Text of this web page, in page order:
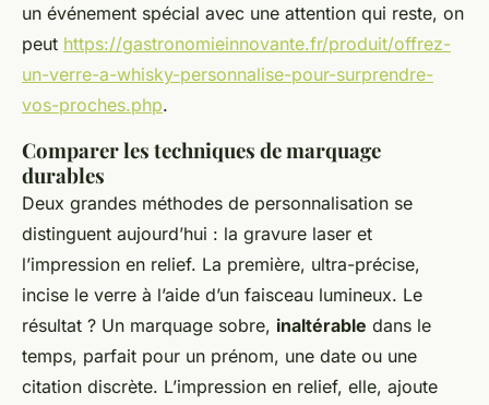
un événement spécial avec une attention qui reste, on
peut https://gastronomieinnovante.fr/produit/offrez-
un-verre-a-whisky-personnalise-pour-surprendre-
vos-proches.php.
Comparer les techniques de marquage
durables
Deux grandes méthodes de personnalisation se
distinguent aujourd’hui : la gravure laser et
l’impression en relief. La première, ultra-précise,
incise le verre à l’aide d’un faisceau lumineux. Le
résultat ? Un marquage sobre, inaltérable dans le
temps, parfait pour un prénom, une date ou une
citation discrète. L’impression en relief, elle, ajoute